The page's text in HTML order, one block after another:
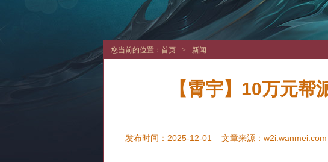
您当前的位置： 首页 > 新闻
【霄宇】10万元
发布时间：2025-12-01 文章来源： w2i.wanmei.com